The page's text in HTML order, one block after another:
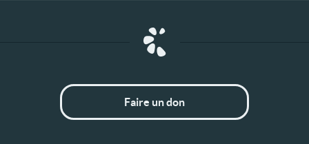
Faire un don